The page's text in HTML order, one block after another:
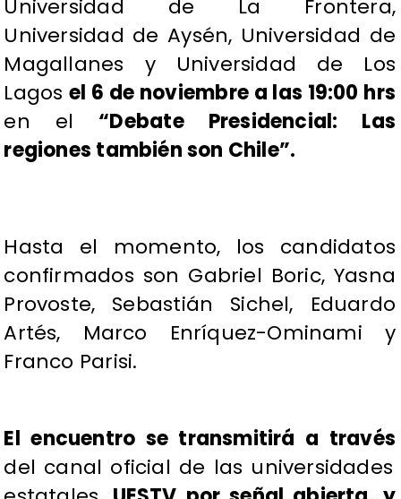
Universidad de La Frontera,
Universidad de Aysén, Universidad de
Magallanes y Universidad de Los
Lagosel 6 de noviembre a las 19:00 hrs
en el “Debate Presidencial: Las
regiones también son Chile”.
Hasta el momento, los candidatos
confirmados son Gabriel Boric, Yasna
Provoste, Sebastián Sichel, Eduardo
Artés, Marco Enríquez-Ominami y
Franco Parisi.
El encuentro se transmitirá a través
del canal oficial de las universidades